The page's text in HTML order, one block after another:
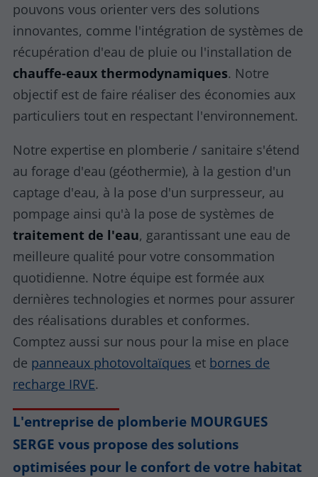
pouvons vous orienter vers des solutions
innovantes, comme l'intégration de systèmes de
récupération d'eau de pluie ou l'installation de
chauffe-eaux thermodynamiques. Notre
objectif est de faire réaliser des économies aux
particuliers tout en respectant l'environnement.
Notre expertise en plomberie / sanitaire s'étend
au forage d'eau (géothermie), à la gestion d'un
captage d'eau, à la pose d'un surpresseur, au
pompage ainsi qu'à la pose de systèmes de
traitement de l'eau, garantissant une eau de
meilleure qualité pour votre consommation
quotidienne. Notre équipe est formée aux
dernières technologies et normes pour assurer
des réalisations durables et conformes.
Comptez aussi sur nous pour la mise en place
de panneaux photovoltaïques et bornes de
recharge IRVE.
L'entreprise de plomberie MOURGUES
SERGE vous propose des solutions
optimisées pour le confort de votre habitat